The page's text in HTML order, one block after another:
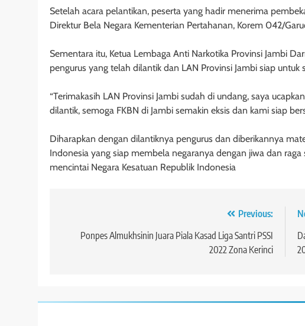
Setelah acara pelantikan, peserta yang hadir menerima
Direktur Bela Negara Kementerian Pertahanan, Korem 042/
Sementara itu, Ketua Lembaga Anti Narkotika Provinsi Jambi
pengurus yang telah dilantik dan LAN Provinsi Jambi siap
“Terimakasih LAN Provinsi Jambi sudah di undang, saya
dilantik, semoga FKBN di Jambi semakin eksis dan kami siap
Diharapkan dengan dilantiknya pengurus dan diberikannya
Indonesia yang siap membela negaranya dengan jiwa dan
mencintai Negara Kesatuan Republik Indonesia
pos
Previous:
Ponpes Almukhsinin Juara Piala Kasad Liga Santri PSSI
2022 Zona Kerinci